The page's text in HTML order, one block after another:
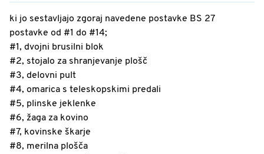
ki jo sestavljajo zgoraj navedene postavke BS 27
postavke od #1 do #14;
#1, dvojni brusilni blok
#2, stojalo za shranjevanje plošč
#3, delovni pult
#4, omarica s teleskopskimi predali
#5, plinske jeklenke
#6, žaga za kovino
#7, kovinske škarje
#8, merilna plošča